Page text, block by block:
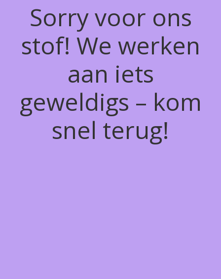
Sorry voor ons
stof! We werken
aan iets
geweldigs – kom
snel terug!